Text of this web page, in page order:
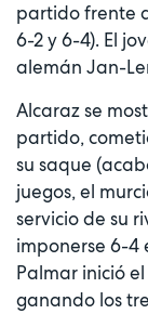
partido frente
6-2 y 6-4). El
alemán Jan-
Alcarazse
partido,
su saque
juegos, el
servicio de su
imponerse 6-4
Palmar inició
ganando los